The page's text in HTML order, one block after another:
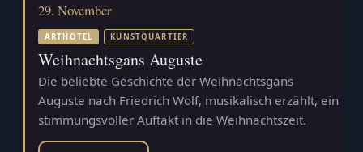
29. November
ARTHOTEL KUNSTQUARTIER
Weihnachtsgans Auguste
Die beliebte Geschichte der Weihnachtsgans
Auguste nach Friedrich Wolf, musikalisch erzählt, ein
stimmungsvoller Auftakt in die Weihnachtszeit.